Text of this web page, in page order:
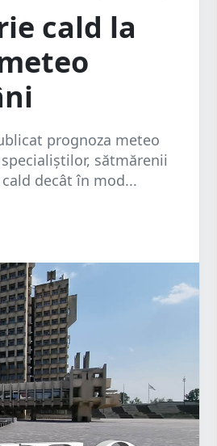
cald la
prognoza meteo
sătmărenii
decât în mod...